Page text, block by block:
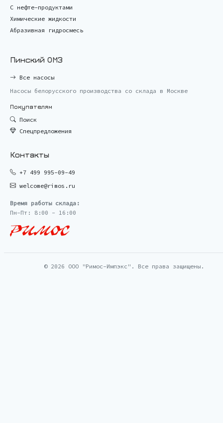
С нефте-продуктами
Химические жидкости
Абразивная гидросмесь
Пинский ОМЗ
Все насосы
Насосы белорусского производства со склада в Москве
Покупателям
Поиск
Спецпредложения
Контакты
+7 499 995-09-49
welcome@rimos.ru
Время работы склада:
Пн-Пт: 8:00 - 16:00
© 2026 ООО "Римос-Импэкс". Все права защищены.